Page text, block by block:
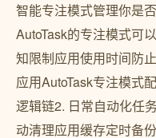
智能专注模式管理你是
AutoTask的专注模式可
知限制应用使用时间防
应用AutoTask专注模式
逻辑链2. 日常自动化任
动清理应用缓存定时备